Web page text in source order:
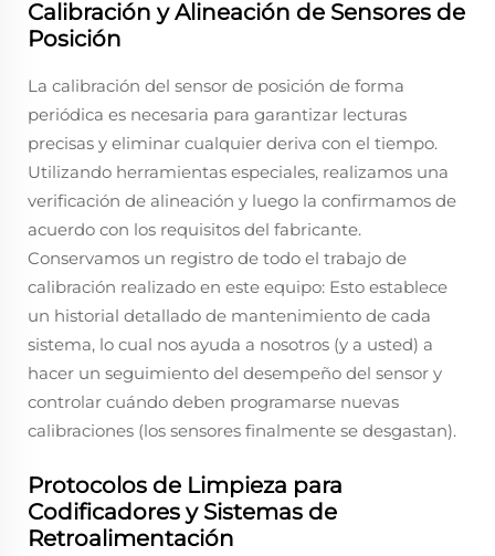
Calibración y Alineación de Sensores de
Posición
La calibración del sensor de posición de forma
periódica es necesaria para garantizar lecturas
precisas y eliminar cualquier deriva con el tiempo.
Utilizando herramientas especiales, realizamos una
verificación de alineación y luego la confirmamos de
acuerdo con los requisitos del fabricante.
Conservamos un registro de todo el trabajo de
calibración realizado en este equipo: Esto establece
un historial detallado de mantenimiento de cada
sistema, lo cual nos ayuda a nosotros (y a usted) a
hacer un seguimiento del desempeño del sensor y
controlar cuándo deben programarse nuevas
calibraciones (los sensores finalmente se desgastan).
Protocolos de Limpieza para
Codificadores y Sistemas de
Retroalimentación